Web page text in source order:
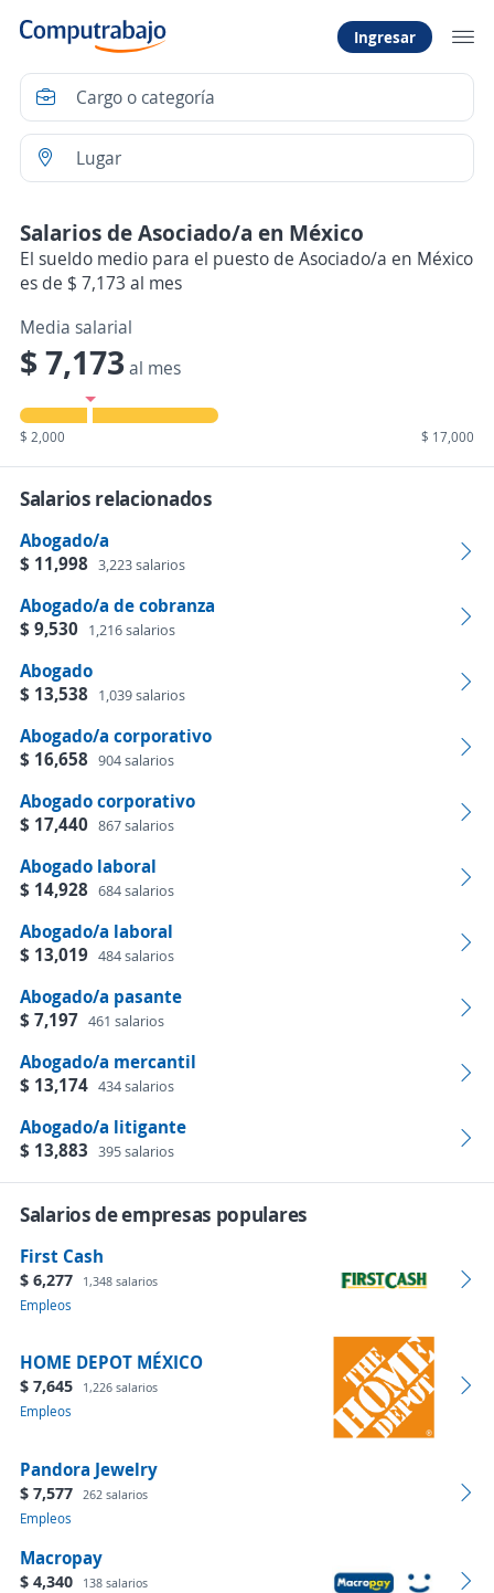
Ingresar
Salarios de Asociado/a en México
El sueldo medio para el puesto de Asociado/a en México
es de $ 7,173 al mes
Media salarial
$ 7,173al mes
$ 2,000 $ 17,000
Salarios relacionados
Abogado/a
$ 11,998 3,223 salarios
Abogado/a de cobranza
$ 9,530 1,216 salarios
Abogado
$ 13,538
1,039 salarios
Abogado/a corporativo
$ 16,658 904 salarios
Abogado corporativo
$ 17,440 867 salarios
Abogado laboral
$ 14,928 684 salarios
Abogado/a laboral
$ 13,019 484 salarios
Abogado/a pasante
$ 7,197 461 salarios
Abogado/a mercantil
$ 13,174 434 salarios
Abogado/a litigante
$ 13,883 395 salarios
Salarios de empresas populares
First Cash
$ 6,277 1,348 salarios
Empleos
HOME DEPOT MÉXICO
$ 7,645 1,226 salarios
Empleos
Pandora Jewelry
$ 7,577 262 salarios
Empleos
Macropay
$ 4,340 138 salarios